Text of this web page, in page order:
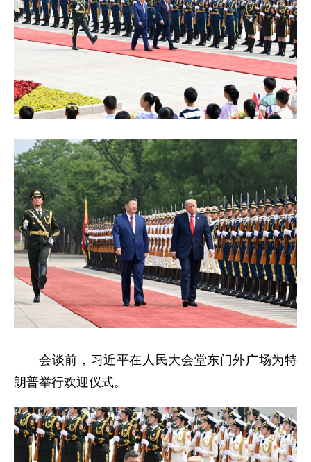
会谈前，习近平在人民大会堂东门外广场为特
朗普举行欢迎仪式。